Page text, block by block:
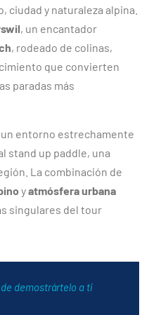
y naturaleza alpina.
, un encantador
, rodeado de colinas,
que convierten
paradas más
un entorno estrechamente
stand up paddle, una
La combinación de
yatmósfera urbana
singulares del tour
demostrártelo a ti